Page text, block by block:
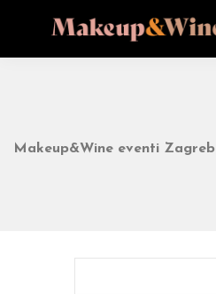
Makeup&Wine eventi Zagreb